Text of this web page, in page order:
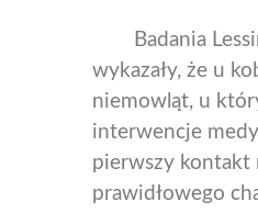
Badania
wykazały, że u
niemowląt, u
interwencje
pierwszy kontakt
prawidłowego